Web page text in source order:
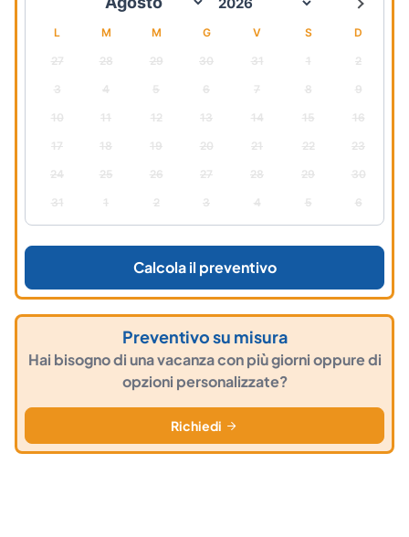
L M M G V S D
27 28 29 30 31 1 2
3 4 5 6 7 8 9
10 11 12 13 14 15 16
17 18 19 20 21 22 23
24 25 26 27 28 29 30
31 1 2 3 4 5 6
Calcola il preventivo
Preventivo su misura
Hai bisogno di una vacanza con più giorni oppure di
opzioni personalizzate?
Richiedi